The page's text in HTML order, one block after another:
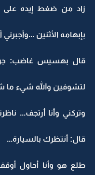
زاد من ضغط إيده على
بإبهامه الأثنين
قال بهسيس غاضب:
لتشوفين والله شيء ما
وتركني وأنا أرتجف...
قال: أنتظرك بالسيارة...
طلع هو وأنا أحاول